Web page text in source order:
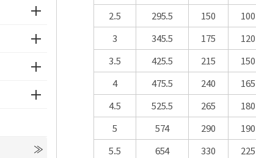
2.5
295.5 150 100
3
345.5 175 120
3.5
425.5 215 150
4
475.5 240 165
4.5
525.5 265 180
5
574 290 190
5.5
654 330 225